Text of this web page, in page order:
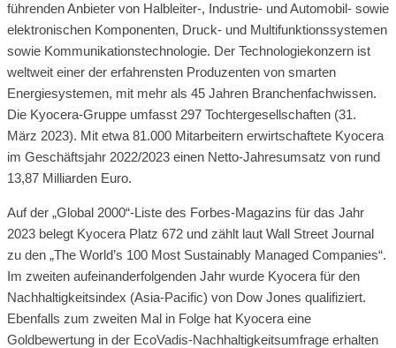
führenden Anbieter von Halbleiter-, Industrie- und Automobil- sowie
elektronischen Komponenten, Druck- und Multifunktionssystemen
sowie Kommunikationstechnologie. Der Technologiekonzern ist
weltweit einer der erfahrensten Produzenten von smarten
Energiesystemen, mit mehr als 45 Jahren Branchenfachwissen.
Die Kyocera-Gruppe umfasst 297 Tochtergesellschaften (31.
März 2023). Mit etwa 81.000 Mitarbeitern erwirtschaftete Kyocera
im Geschäftsjahr 2022/2023 einen Netto-Jahresumsatz von rund
13,87 Milliarden Euro.
Auf der „Global 2000“-Liste des Forbes-Magazins für das Jahr
2023 belegt Kyocera Platz 672 und zählt laut Wall Street Journal
zu den „The World’s 100 Most Sustainably Managed Companies“.
Im zweiten aufeinanderfolgenden Jahr wurde Kyocera für den
Nachhaltigkeitsindex (Asia-Pacific) von Dow Jones qualifiziert.
Ebenfalls zum zweiten Mal in Folge hat Kyocera eine
Goldbewertung in der EcoVadis-Nachhaltigkeitsumfrage erhalten